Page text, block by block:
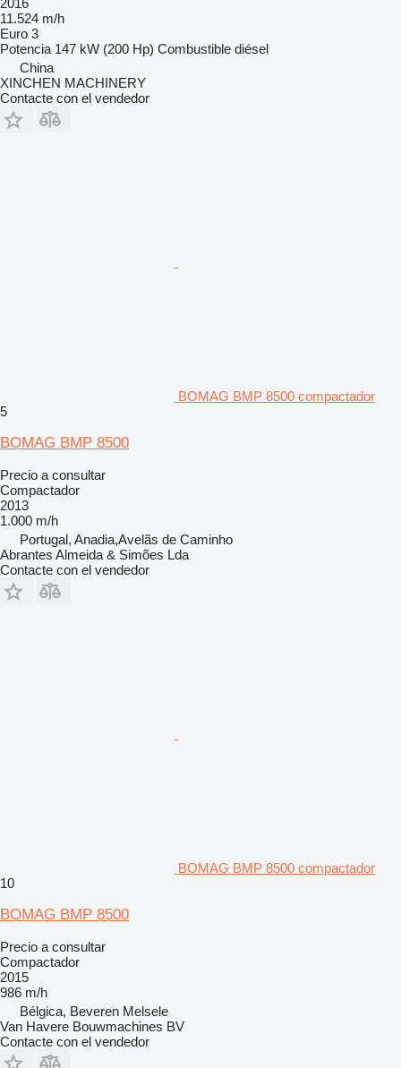
11.524 m/h
Euro 3
Potencia 147 kW (200 Hp) Combustible diésel
China
XINCHEN MACHINERY
Contacte con el vendedor
BOMAG BMP 8500 compactador
5
BOMAG BMP 8500
Precio a consultar
Compactador
2013
1.000 m/h
Portugal, Anadia,Avelãs de Caminho
Abrantes Almeida & Simões Lda
Contacte con el vendedor
BOMAG BMP 8500 compactador
10
BOMAG BMP 8500
Precio a consultar
Compactador
2015
986 m/h
Bélgica, Beveren Melsele
Van Havere Bouwmachines BV
Contacte con el vendedor